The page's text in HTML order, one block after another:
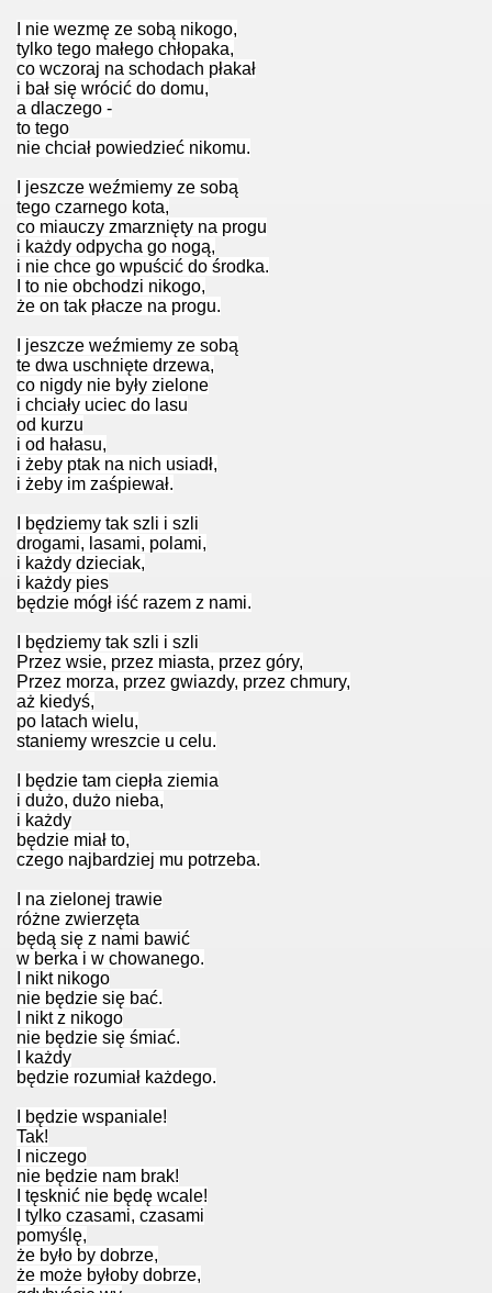
I nie wezmę ze sobą nikogo,
tylko tego małego chłopaka,
co wczoraj na schodach płakał
i bał się wrócić do domu,
a dlaczego -
to tego
nie chciał powiedzieć nikomu.
I jeszcze weźmiemy ze sobą
tego czarnego kota,
co miauczy zmarznięty na progu
i każdy odpycha go nogą,
i nie chce go wpuścić do środka.
I to nie obchodzi nikogo,
że on tak płacze na progu.
I jeszcze weźmiemy ze sobą
te dwa uschnięte drzewa,
co nigdy nie były zielone
i chciały uciec do lasu
od kurzu
i od hałasu,
i żeby ptak na nich usiadł,
i żeby im zaśpiewał.
I będziemy tak szli i szli
drogami, lasami, polami,
i każdy dzieciak,
i każdy pies
będzie mógł iść razem z nami.
I będziemy tak szli i szli
Przez wsie, przez miasta, przez góry,
Przez morza, przez gwiazdy, przez chmury,
aż kiedyś,
po latach wielu,
staniemy wreszcie u celu.
I będzie tam ciepła ziemia
i dużo, dużo nieba,
i każdy
będzie miał to,
czego najbardziej mu potrzeba.
I na zielonej trawie
różne zwierzęta
będą się z nami bawić
w berka i w chowanego.
I nikt nikogo
nie będzie się bać.
I nikt z nikogo
nie będzie się śmiać.
I każdy
będzie rozumiał każdego.
I będzie wspaniale!
Tak!
I niczego
nie będzie nam brak!
I tęsknić nie będę wcale!
I tylko czasami, czasami
pomyślę,
że było by dobrze,
że może byłoby dobrze,
i ich opowieści.
mogą wejść!